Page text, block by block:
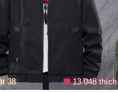
38 13.048 thích